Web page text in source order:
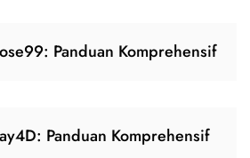
Panduan Komprehensif
Panduan Komprehensif